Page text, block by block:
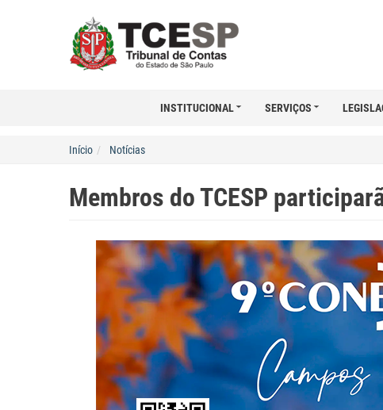
INSTITUCIONAL SERVIÇOS
Início Notícias
Membros do TCESP